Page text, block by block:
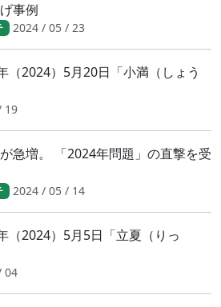
事例
2024 / 05 / 23
2024）5月20日「小満（しょう
19
急増。 「2024年問題」の直撃を受
2024 / 05 / 14
2024）5月5日「立夏（りっ
04